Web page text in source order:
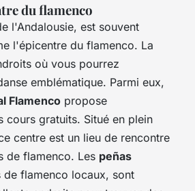
du flamenco
l'Andalousie, est souvent
l'épicentre du flamenco. La
où vous pourrez
emblématique. Parmi eux,
Flamenco propose
cours gratuits. Situé en plein
centre est un lieu de rencontre
de flamenco. Les peñas
de flamenco locaux, sont